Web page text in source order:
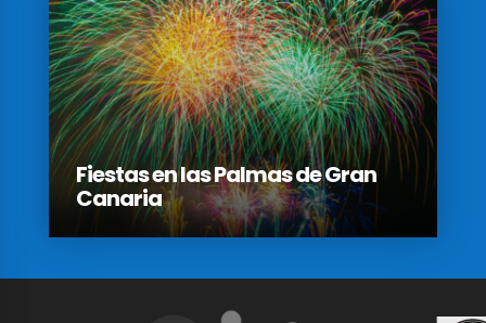
Fiestas en las Palmas de Gran
Canaria